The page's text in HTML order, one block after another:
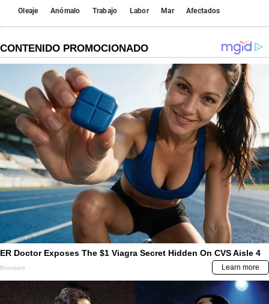
Oleaje
Anómalo Trabajo Labor Mar Afectados